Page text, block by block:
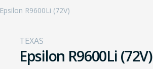
Epsilon R9600Li (72V)
TEXAS
Epsilon R9600Li (72V)